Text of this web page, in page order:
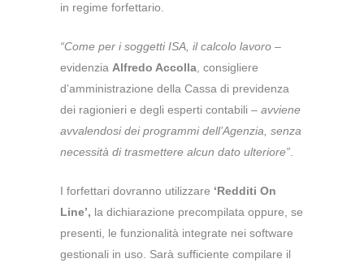
in regime forfettario.
“Come per i soggetti ISA, il calcolo lavoro –
evidenzia Alfredo Accolla , consigliere
d’amministrazione della Cassa di previdenza
dei ragionieri e degli esperti contabili – avviene
avvalendosi dei programmi dell’Agenzia, senza
necessità di trasmettere alcun dato ulteriore”
I forfettari dovranno utilizzare ‘Redditi On
Line’, la dichiarazione precompilata oppure, se
presenti, le funzionalità integrate nei software
gestionali in uso. Sarà sufficiente compilare il